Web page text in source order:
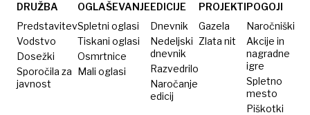
DRUŽBA
Predstavitev
Vodstvo
Dosežki
Sporočila za
javnost
OGLAŠEVANJE
Spletni oglasi
Tiskani oglasi
Osmrtnice
Mali oglasi
EDICIJE
Dnevnik
Nedeljski
dnevnik
Razvedrilo
Naročanje
edicij
PROJEKTI
Gazela
Zlata nit
POGOJI
Naročniški
Akcije in
nagradne
igre
Spletno
mesto
Piškotki